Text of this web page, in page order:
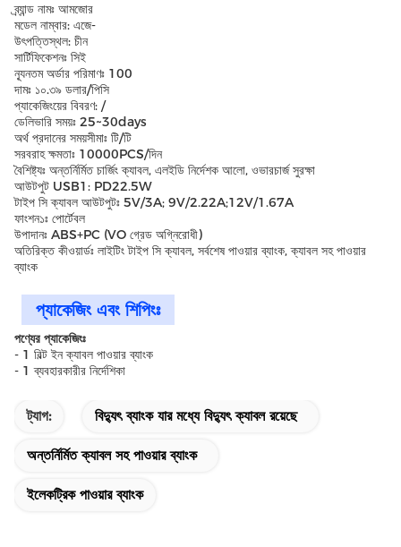
ব্র্যান্ড নামঃ আমজোর
মডেল নাম্বার: এজে-
উৎপত্তিস্থল: চীন
সার্টিফিকেশনঃ সিই
ন্যূনতম অর্ডার পরিমাণঃ 100
দামঃ ১০.৩৯ ডলার/পিসি
প্যাকেজিংয়ের বিবরণ: /
ডেলিভারি সময়ঃ 25~30days
অর্থ প্রদানের সময়সীমাঃ টি/টি
সরবরাহ ক্ষমতাঃ 10000PCS/দিন
বৈশিষ্ট্যঃ অন্তর্নির্মিত চার্জিং ক্যাবল, এলইডি নির্দেশক আলো, ওভারচার্জ সুরক্ষা
আউটপুট USB1: PD22.5W
টাইপ সি ক্যাবল আউটপুটঃ 5V/3A; 9V/2.22A;12V/1.67A
ফাংশন১ঃ পোর্টেবল
উপাদানঃ ABS+PC (VO গ্রেড অগ্নিরোধী)
অতিরিক্ত কীওয়ার্ডঃ লাইটিং টাইপ সি ক্যাবল, সর্বশেষ পাওয়ার ব্যাংক, ক্যাবল সহ পাওয়ার
ব্যাংক
প্যাকেজিং এবং শিপিংঃ
পণ্যের প্যাকেজিংঃ
- 1 বিল্ট ইন ক্যাবল পাওয়ার ব্যাংক
- 1 ব্যবহারকারীর নির্দেশিকা
ট্যাগ: বিদ্যুৎ ব্যাংক যার মধ্যে বিদ্যুৎ ক্যাবল রয়েছে
অন্তর্নির্মিত ক্যাবল সহ পাওয়ার ব্যাংক
ইলেকট্রিক পাওয়ার ব্যাংক